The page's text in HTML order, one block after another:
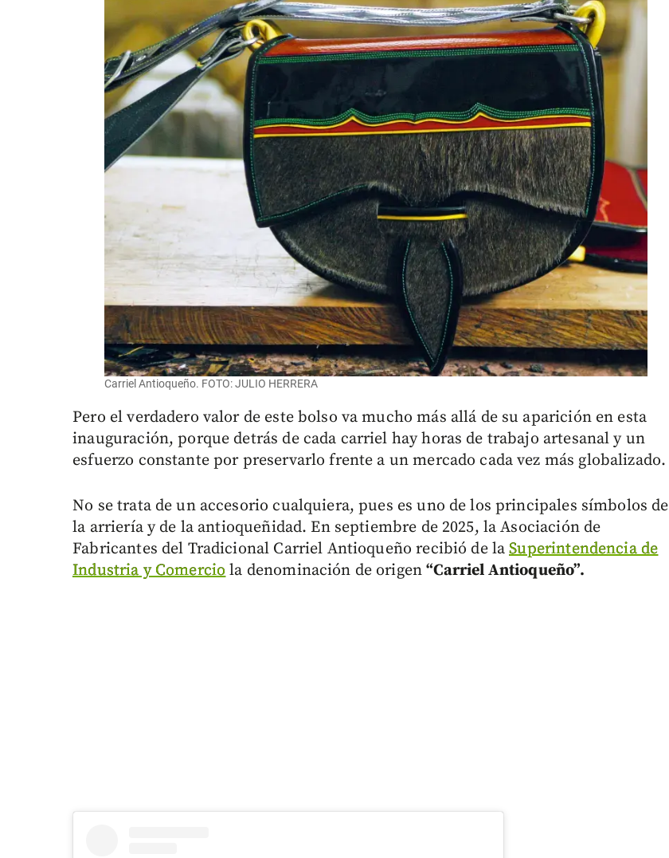
Carriel Antioqueño. FOTO: JULIO HERRERA
Pero el verdadero valor de este bolso va mucho más allá de su aparición en esta
inauguración, porque detrás de cada carriel hay horas de trabajo artesanal y un
esfuerzo constante por preservarlo frente a un mercado cada vez más globalizado.
No se trata de un accesorio cualquiera, pues es uno de los principales símbolos de
la arriería y de la antioqueñidad. En septiembre de 2025, la Asociación de
Fabricantes del Tradicional Carriel Antioqueño recibió de laSuperintendencia de
Industria y Comercio la denominación de origen“Carriel Antioqueño”.